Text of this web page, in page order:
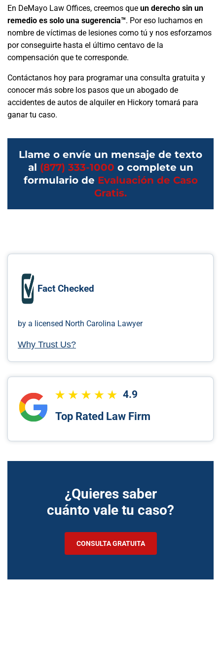
En DeMayo Law Offices, creemos que un derecho sin un
remedio es solo una sugerencia™. Por eso luchamos en
nombre de víctimas de lesiones como tú y nos esforzamos
por conseguirte hasta el último centavo de la
compensación que te corresponde.
Contáctanos hoy para programar una consulta gratuita y
conocer más sobre los pasos que un abogado de
accidentes de autos de alquiler en Hickory tomará para
ganar tu caso.
Llame o envíe un mensaje de texto
al (877) 333-1000 o complete un
formulario de Evaluación de Caso
Gratis.
Fact Checked
by a licensed North Carolina Lawyer
Why Trust Us?
4.9
Top Rated Law Firm
¿Quieres saber
cuánto vale tu caso?
CONSULTA GRATUITA